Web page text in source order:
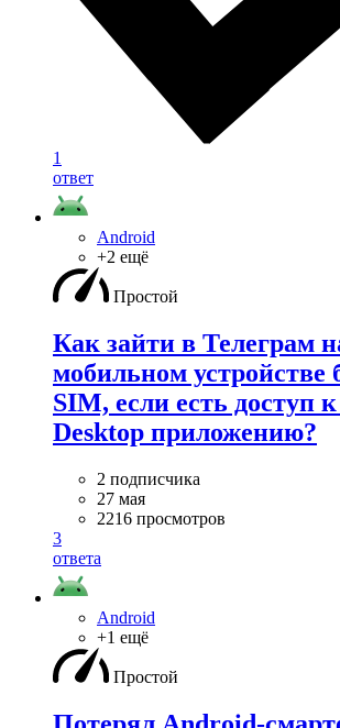
1
ответ
Android
+2 ещё
Простой
Как зайти в Телеграм
мобильном устройстве
SIM, если есть доступ
Desktop приложению?
2 подписчика
27 мая
2216 просмотров
3
ответа
Android
+1 ещё
Простой